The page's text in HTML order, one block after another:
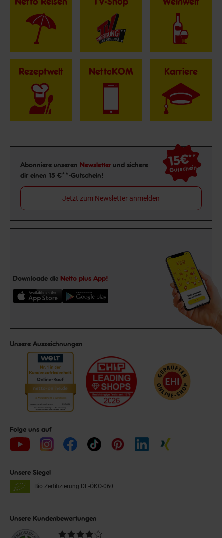
Rezeptwelt NettoKOM Karriere
Newsletter Anmeldung
Abonniere unseren Newsletter und sichere
dir einen 15 €**-Gutschein!
15€**
Gutschein
Jetzt zum Newsletter anmelden
Downloade die Netto plus App!
Unsere Auszeichnungen
Folge uns auf
Unsere Siegel
Bio Zertifizierung DE-ÖKO-060
Unsere Kundenbewertungen
Durchschnittliche